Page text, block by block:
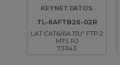
KEYNET DATOS
TL-6AFTB26-02R
LAT CAT6/6A 15U" FTP 2
MTS RJ
731143